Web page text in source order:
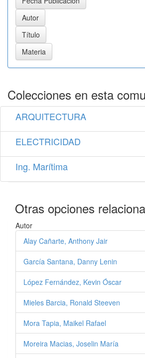
Colecciones en esta
ARQUITECTURA
ELECTRICIDAD
Ing. Marítima
Otras opciones
Autor
Alay Cañarte, Anthony Jair
García Santana, Danny Lenin
López Fernández, Kevin Óscar
Mieles Barcia, Ronald Steeven
Mora Tapia, Maikel Rafael
Moreira Macias, Joselin María